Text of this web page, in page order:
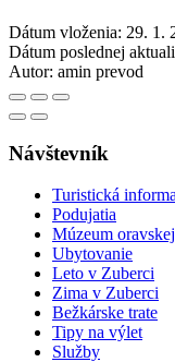
Dátum vloženia: 29. 1.
Dátum poslednej
Autor: amin prevod
Návštevník
Turistická
Podujatia
Múzeum
Ubytovanie
Leto v Zuberci
Zima v Zuberci
Bežkárske trate
Tipy na výlet
Služby